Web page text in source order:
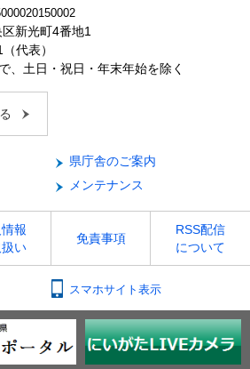
新光町4番地1
代表）
、土日・祝日・年末年始を除く
県庁舎のご案内
メンテナンス
報
い
免責事項
RSS配信
について
スマホサイト表示